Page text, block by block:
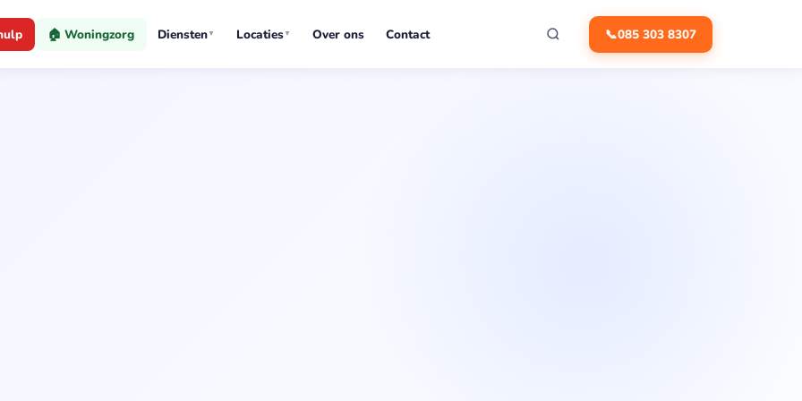
🏠 Woningzorg Diensten▼ Locaties▼ Over ons Contact 📞085 303 8307